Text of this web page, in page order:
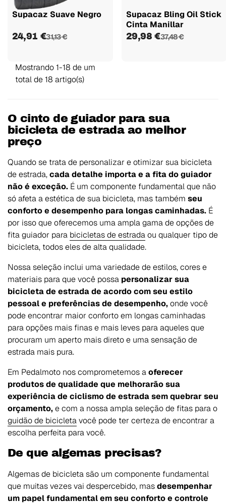
Supacaz Suave Negro
24,91 €31,13 €
Supacaz Bling Oil Stick
Cinta Manillar
29,98 €37,48 €
Mostrando 1-18 de um
total de 18 artigo(s)
O cinto de guiador para sua
bicicleta de estrada ao melhor
preço
Quando se trata de personalizar e otimizar sua bicicleta
de estrada,cada detalhe importa e a fita do guiador
não é exceção. É um componente fundamental que não
só afeta a estética de sua bicicleta, mas também seu
conforto e desempenho para longas caminhadas. É
por isso que oferecemos uma ampla gama de opções de
fita guiador para bicicletas de estradaou qualquer tipo de
bicicleta, todos eles de alta qualidade.
Nossa seleção inclui uma variedade de estilos, cores e
materiais para que você possa personalizar sua
bicicleta de estrada de acordo com seu estilo
pessoal e preferências de desempenho,onde você
pode encontrar maior conforto em longas caminhadas
para opções mais finas e mais leves para aqueles que
procuram um aperto mais direto e uma sensação de
estrada mais pura.
Em Pedalmoto nos comprometemos aoferecer
produtos de qualidade que melhorarão sua
experiência de ciclismo de estrada sem quebrar seu
orçamento,e com a nossa ampla seleção de fitas para o
guidão de bicicletavocê pode ter certeza de encontrar a
escolha perfeita para você.
De que algemas precisas?
Algemas de bicicleta são um componente fundamental
que muitas vezes vai despercebido, masdesempenhar
um papel fundamental em seu conforto e controle